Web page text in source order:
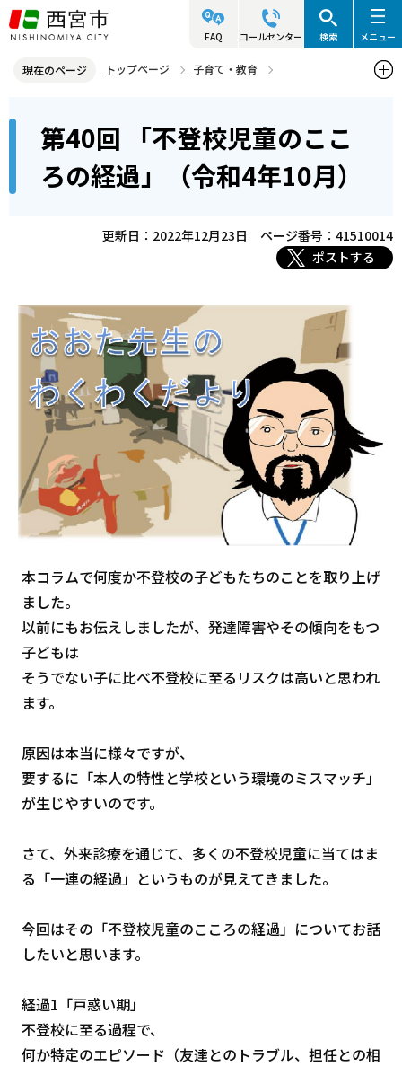
こ
の
ジ
頭
FAQ コールセンター 検索 メニュー
現在のページ トップページ
子育て・教育
第40回 「不登校児童のこころの経過」（令和4年10月）
第40回 「不登校児童のここ
ろの経過」（令和4年10月）
更新日：2022年12月23日
ページ番号：41510014
ポストする
本コラムで何度か不登校の子どもたちのことを取り上げ
ました。
以前にもお伝えしましたが、発達障害やその傾向をもつ
子どもは
そうでない子に比べ不登校に至るリスクは高いと思われ
ます。
原因は本当に様々ですが、
要するに「本人の特性と学校という環境のミスマッチ」
が生じやすいのです。
さて、外来診療を通じて、多くの不登校児童に当てはま
る「一連の経過」というものが見えてきました。
今回はその「不登校児童のこころの経過」についてお話
したいと思います。
経過1「戸惑い期」
不登校に至る過程で、
何か特定のエピソード（友達とのトラブル、担任との相